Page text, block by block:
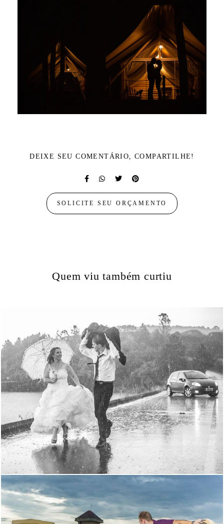
DEIXE SEU COMENTÁRIO, COMPARTILHE!
SOLICITE SEU ORÇAMENTO
Quem viu também curtiu
3461 71